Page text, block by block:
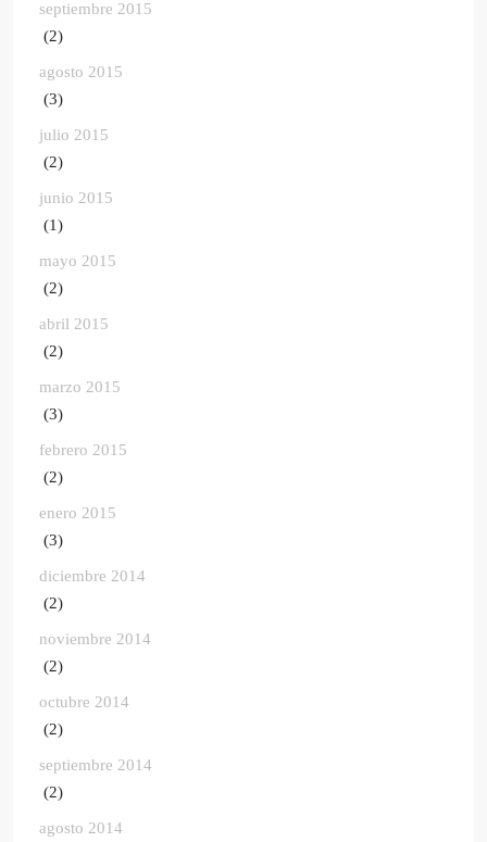
septiembre 2015
(2)
agosto 2015
(3)
julio 2015
(2)
junio 2015
(1)
mayo 2015
(2)
abril 2015
(2)
marzo 2015
(3)
febrero 2015
(2)
enero 2015
(3)
diciembre 2014
(2)
noviembre 2014
(2)
octubre 2014
(2)
septiembre 2014
(2)
agosto 2014